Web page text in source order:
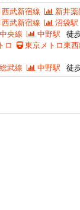
西武新宿線 新井
西武新宿線 沼袋駅
央線 中野駅 徒
ロ
東京メトロ東
武線 中野駅 徒